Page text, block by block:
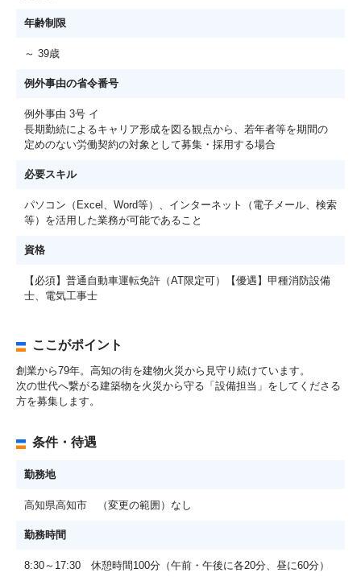
年齢制限
～ 39歳
例外事由の省令番号
例外事由 3号 イ
長期勤続によるキャリア形成を図る観点から、若年者等を期間の
定めのない労働契約の対象として募集・採用する場合
必要スキル
パソコン（Excel、Word等）、インターネット（電子メール、検索
等）を活用した業務が可能であること
資格
【必須】普通自動車運転免許（AT限定可）【優遇】甲種消防設備
士、電気工事士
ここがポイント
創業から79年。高知の街を建物火災から見守り続けています。
次の世代へ繋がる建築物を火災から守る「設備担当」をしてくださる
方を募集します。
条件・待遇
勤務地
高知県高知市 （変更の範囲）なし
勤務時間
8:30～17:30 休憩時間100分（午前・午後に各20分、昼に60分）